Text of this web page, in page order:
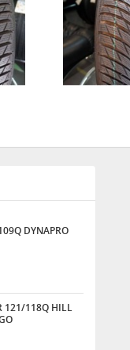
DYNAPRO
121/118Q HILL